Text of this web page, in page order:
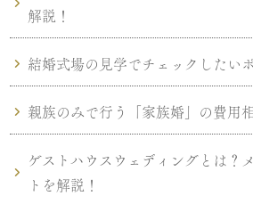
解説！
結婚式場の見学でチェックしたい
親族のみで行う「家族婚」の費用
ゲストハウスウェディングとは？
トを解説！